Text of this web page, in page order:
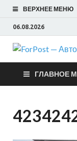
ВЕРХНЕЕ МЕНЮ
06.08.2026
ГЛАВНОЕ